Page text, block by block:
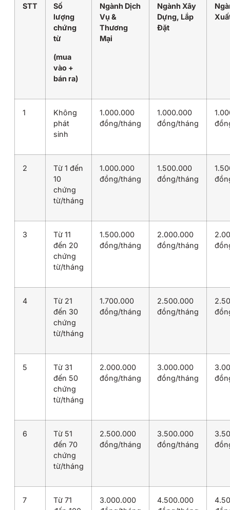
STT
Số
lượng
chứng
từ
(mua
vào +
bán ra)
Ngành Dịch
Vụ &
Thương
Mại
Ngành Xây
Dựng, Lắp
Đặt
1
Không
phát
sinh
1.000.000
đồng/tháng
1.000.000
đồng/tháng
2
Từ 1 đến
10
chứng
từ/tháng
1.000.000
đồng/tháng
1.500.000
đồng/tháng
3
Từ 11
đến 20
chứng
từ/tháng
1.500.000
đồng/tháng
2.000.000
đồng/tháng
4
Từ 21
đến 30
chứng
từ/tháng
1.700.000
đồng/tháng
2.500.000
đồng/tháng
5
Từ 31
đến 50
chứng
từ/tháng
2.000.000
đồng/tháng
3.000.000
đồng/tháng
6
Từ 51
đến 70
chứng
từ/tháng
2.500.000
đồng/tháng
3.500.000
đồng/tháng
7
Từ 71
3.000.000
4.500.000